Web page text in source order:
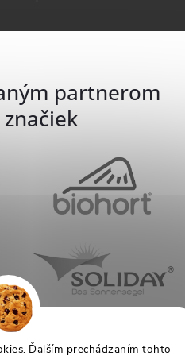
Ďalším prechádzaním tohto
partnerom